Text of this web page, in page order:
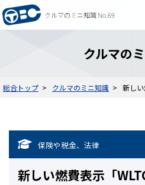
クルマのミニ知識 No.69
東京ビジネスカ
マンスリーレ
オプション
契約について
クルマの
総合トップ クルマのミニ知識 新しい
保険や税金、法律
新しい燃費表示「